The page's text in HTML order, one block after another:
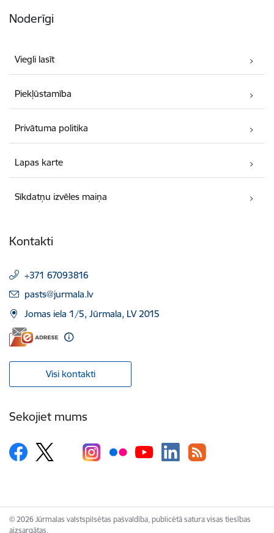
Noderīgi
Viegli lasīt
Piekļūstamība
Privātuma politika
Lapas karte
Sīkdatņu izvēles maiņa
Kontakti
+371 67093816
E-pasts:
pasts@jurmala.lv
Jomas iela 1/5, Jūrmala, LV 2015
Visi kontakti
Sekojiet mums
© 2026 Jūrmalas valstspilsētas pašvaldība, publicētā satura visas tiesības
aizsargātas.